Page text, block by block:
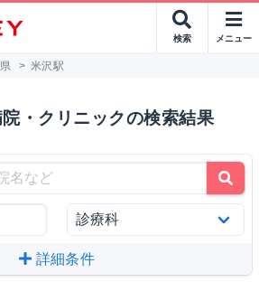
検索 メニュー
> 米沢駅
・クリニックの検索結果
詳細条件